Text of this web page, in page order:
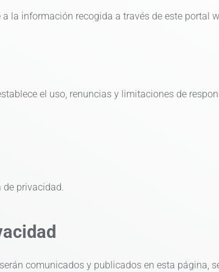
la información recogida a través de este portal
el uso, renuncias y limitaciones de
de privacidad.
comunicados y publicados en esta página,